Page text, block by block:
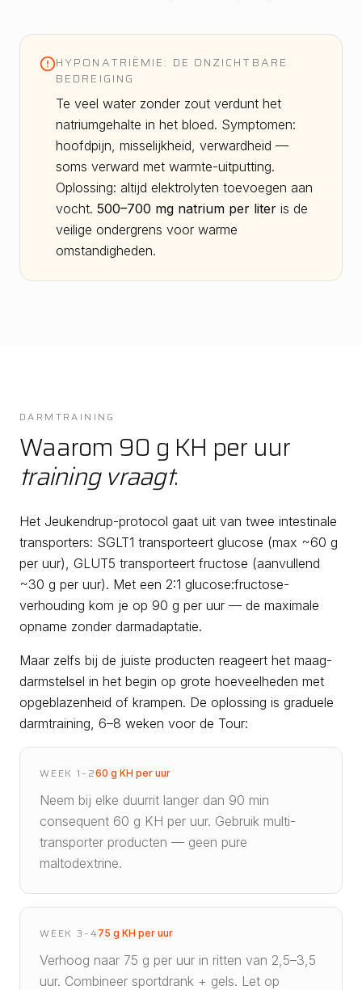
HYPONATRIËMIE: DE ONZICHTBARE
BEDREIGING
Te veel water zonder zout verdunt het
natriumgehalte in het bloed. Symptomen:
hoofdpijn, misselijkheid, verwardheid —
soms verward met warmte-uitputting.
Oplossing: altijd elektrolyten toevoegen aan
vocht. 500–700 mg natrium per liter is de
veilige ondergrens voor warme
omstandigheden.
DARMTRAINING
Waarom 90 g KH per uur
training vraagt.
Het Jeukendrup-protocol gaat uit van twee intestinale
transporters: SGLT1 transporteert glucose (max ~60 g
per uur), GLUT5 transporteert fructose (aanvullend
~30 g per uur). Met een 2:1 glucose:fructose-
verhouding kom je op 90 g per uur — de maximale
opname zonder darmadaptatie.
Maar zelfs bij de juiste producten reageert het maag-
darmstelsel in het begin op grote hoeveelheden met
opgeblazenheid of krampen. De oplossing is graduele
darmtraining, 6–8 weken voor de Tour:
WEEK 1–260 g KH per uur
Neem bij elke duurrit langer dan 90 min
consequent 60 g KH per uur. Gebruik multi-
transporter producten — geen pure
maltodextrine.
WEEK 3–4 75 g KH per uur
Verhoog naar 75 g per uur in ritten van 2,5–3,5
uur. Combineer sportdrank + gels. Let op